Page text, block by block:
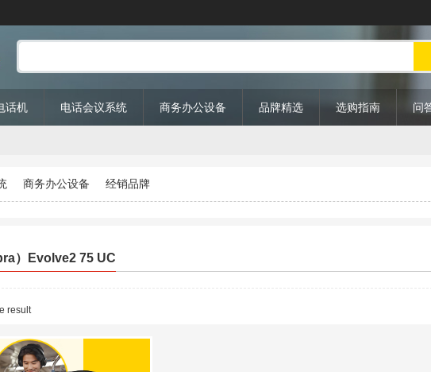
话机 电话会议系统 商务办公设备 品牌精选 选购指南 问
商务办公设备 经销品牌
）Evolve2 75 UC
result